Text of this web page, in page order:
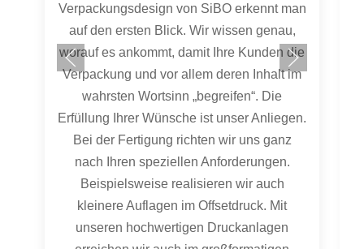
Originalprodukten werden die
Verpackungen vorerst virtuell im CAD-
System erstellt. Hierzu stehen uns 64 Bit
CAD-Workstations mit den Programmen
VPAK und SolidWorks, sowie dem
Programm HSMWorks zum Fräsen von
Prototypen zur Verfügung. Verarbeitet
werden Daten aller gängigen
Schnittstellen.